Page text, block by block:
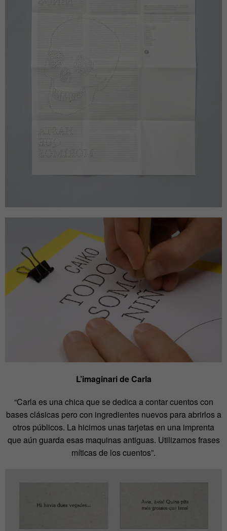
L’imaginari de Carla
“Carla es una chica que se dedica a contar cuentos con
bases clásicas pero con ingredientes nuevos para abrirlos a
otros públicos. La hicimos unas tarjetas en una imprenta
que aún guarda esas maquinas antiguas. Utilizamos frases
míticas de los cuentos”.